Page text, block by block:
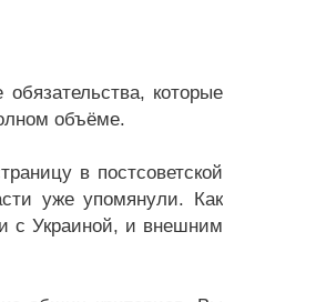
которые
объёме.
в постсоветской
уже упомянули. Как
с Украиной, и внешним